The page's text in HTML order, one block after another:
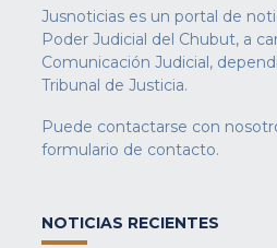
Jusnoticias es un portal de
Poder Judicial del Chubut, a
Comunicación Judicial,
Tribunal de Justicia.
Puede contactarse con
formulario de contacto.
NOTICIAS RECIENTES